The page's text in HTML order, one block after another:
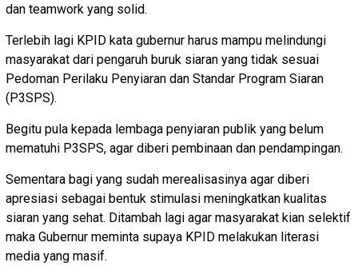
dan teamwork yang solid.
Terlebih lagi KPID kata gubernur harus mampu melindungi
masyarakat dari pengaruh buruk siaran yang tidak sesuai
Pedoman Perilaku Penyiaran dan Standar Program Siaran
(P3SPS).
Begitu pula kepada lembaga penyiaran publik yang belum
mematuhi P3SPS, agar diberi pembinaan dan pendampingan.
Sementara bagi yang sudah merealisasinya agar diberi
apresiasi sebagai bentuk stimulasi meningkatkan kualitas
siaran yang sehat. Ditambah lagi agar masyarakat kian selektif
maka Gubernur meminta supaya KPID melakukan literasi
media yang masif.